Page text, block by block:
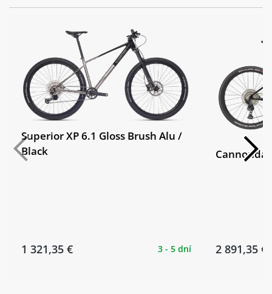
Superior XP 6.1 Gloss Brush Alu /
Black
1 321,35 € 3 - 5 dní 2 891,35 €